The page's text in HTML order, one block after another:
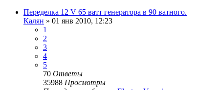
Переделка 12 V 65 ватт генератора в 90 ватного.
Калян » 01 янв 2010, 12:23
1
2
3
4
5
70 Ответы
35988 Просмотры